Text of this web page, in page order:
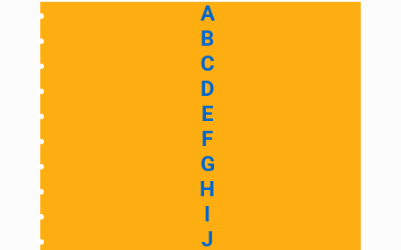
A
B
C
D
E
F
G
H
I
J